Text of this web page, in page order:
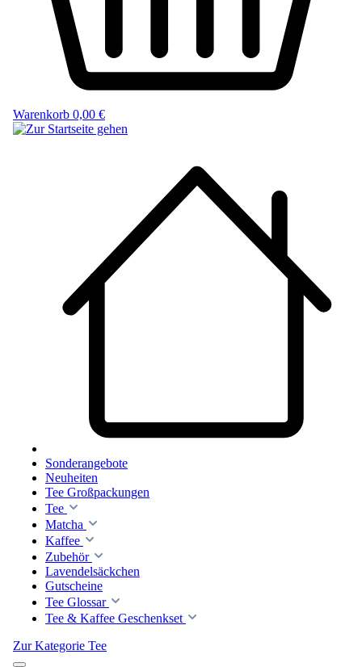
Warenkorb 0,00 €
Sonderangebote
Neuheiten
Tee Großpackungen
Tee
Matcha
Kaffee
Zubehör
Lavendelsäckchen
Gutscheine
Tee Glossar
Tee & Kaffee Geschenkset
Zur Kategorie Tee